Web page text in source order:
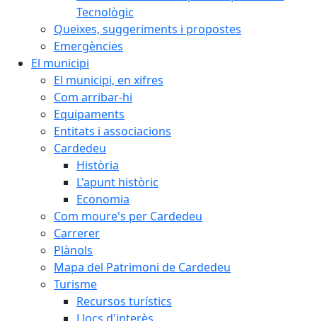
Tecnològic
Queixes, suggeriments i propostes
Emergències
El municipi
El municipi, en xifres
Com arribar-hi
Equipaments
Entitats i associacions
Cardedeu
Història
L'apunt històric
Economia
Com moure's per Cardedeu
Carrerer
Plànols
Mapa del Patrimoni de Cardedeu
Turisme
Recursos turístics